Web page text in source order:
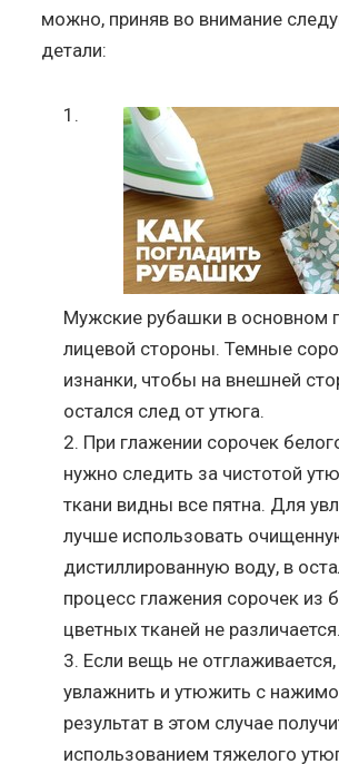
можно, приняв во внимание
детали:
Мужские рубашки в основном
лицевой стороны. Темные
изнанки, чтобы на внешней
остался след от утюга.
При глажении сорочек
нужно следить за чистотой
ткани видны все пятна. Для
лучше использовать
дистиллированную воду, в
процесс глажения сорочек из
цветных тканей не различается.
Если вещь не
увлажнить и утюжить с
результат в этом случае
использованием тяжелого